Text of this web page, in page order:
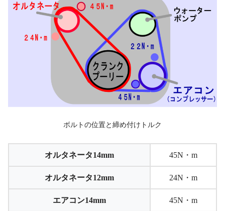
ボルトの位置と締め付けトルク
オルタネータ14mm 45N・m
オルタネータ12mm 24N・m
エアコン14mm 45N・m